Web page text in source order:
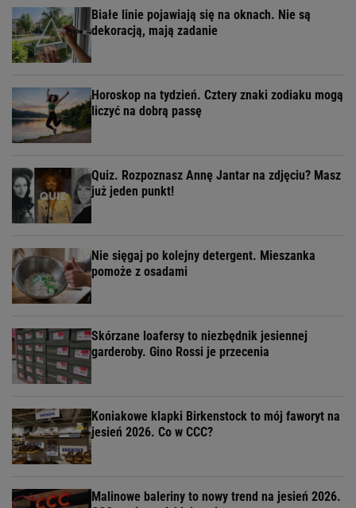
Białe linie pojawiają się na oknach. Nie są
dekoracją, mają zadanie
Horoskop na tydzień. Cztery znaki zodiaku mogą
liczyć na dobrą passę
Quiz. Rozpoznasz Annę Jantar na zdjęciu? Masz
już jeden punkt!
Nie sięgaj po kolejny detergent. Mieszanka
pomoże z osadami
Skórzane loafersy to niezbędnik jesiennej
garderoby. Gino Rossi je przecenia
Koniakowe klapki Birkenstock to mój faworyt na
jesień 2026. Co w CCC?
Malinowe baleriny to nowy trend na jesień 2026.